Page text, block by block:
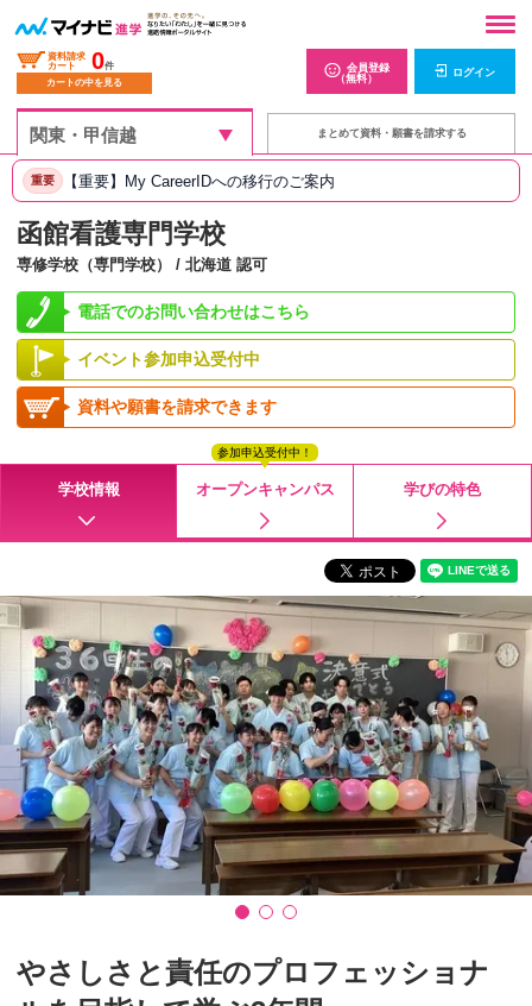
資料請求
カート
0件
カートの中を見る
会員登録
（無料）
ログイン
まとめて資料・願書を請求する
重要 【重要】My CareerIDへの移行のご案内
函館看護専門学校
専修学校（専門学校） / 北海道 認可
電話でのお問い合わせはこちら
イベント参加申込受付中
資料や願書を請求できます
学校情報 オープンキャンパス
参加申込受付中！
学びの特色
やさしさと責任のプロフェッショナ